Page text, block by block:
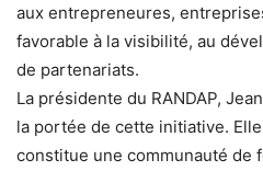
aux entrepreneures,
favorable à la visibilité, au
de partenariats.
La présidente du RANDAP,
la portée de cette initiative.
constitue une communauté de